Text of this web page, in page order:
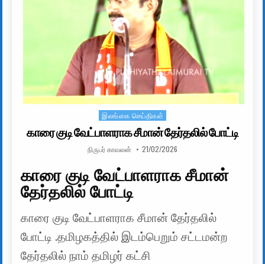
Posted in
இலங்கை செய்திகள்
காரை குடி வேட்பாளராக சீமான் தேர்தலில் போட்டி
AUTHOR:
நிருபர் காவலன் PUBLISHED DATE:
21/02/2026
காரை குடி வேட்பாளராக சீமான்
தேர்தலில் போட்டி
காரை குடி வேட்பாளராக சீமான் தேர்தலில்
போட்டி .தமிழகத்தில் இடம்பெறும் சட்டமன்ற
தேர்தலில் நாம் தமிழர் கட்சி